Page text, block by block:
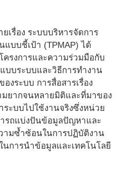
เรื่อง ระบบบริหารจัดการ
บบชี้เป้า (TPMAP) ได้
ครงการและความร่วมมือกับ
บบระบบและวิธีการทำงาน
องระบบ การสื่อสารเรื่อง
ยากจนหลายมิติและที่มาของ
ะบบไปใช้งานจริงซึ่งหน่วย
รถแบ่งปันข้อมูลปัญหาและ
ามซ้ำซ้อนในการปฏิบัติงาน
นการนำข้อมูลและเทคโนโลยี